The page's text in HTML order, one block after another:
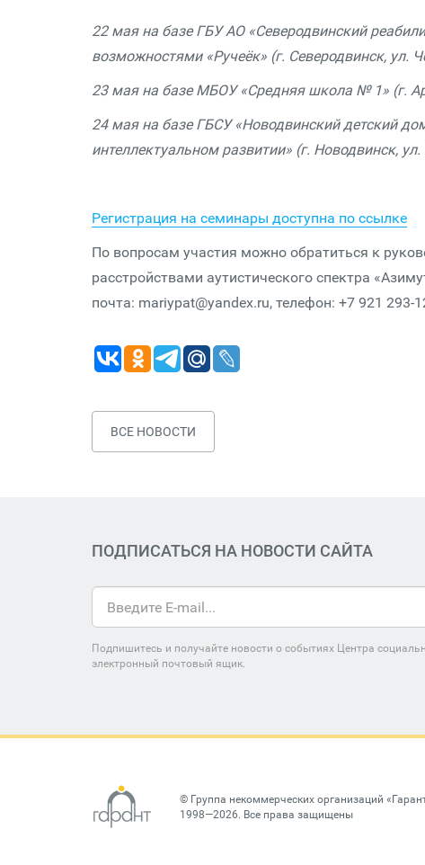
22 мая на базе ГБУ АО «Северодвинский
возможностями «Ручеёк» (г. Северодвинск, ул.
23 мая на базе МБОУ «Средняя школа № 1» (г.
24 мая на базе ГБСУ «Новодвинский детский
интеллектуальном развитии» (г. Новодвинск,
Регистрация на семинары доступна по ссылке
По вопросам участия можно обратиться к
расстройствами аутистического спектра
почта: mariypat@yandex.ru, телефон: +7 921 293-
ВСЕ НОВОСТИ
ПОДПИСАТЬСЯ НА НОВОСТИ САЙТА
Подпишитесь и получайте новости о событиях Центра
электронный почтовый ящик.
© Группа некоммерческих организаций
1998—2026. Все права защищены